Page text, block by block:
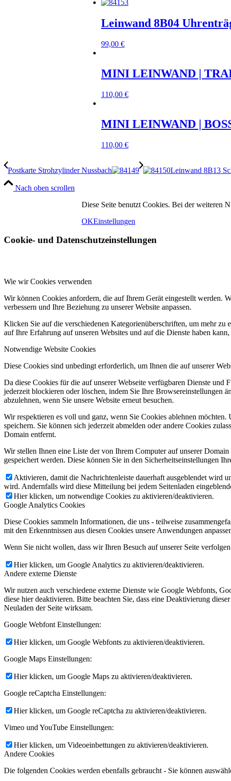
Leinwand 8B04
99,00 €
MINI LEINWAND |
110,00 €
MINI LEINWAND |
110,00 €
Postkarte Strohzylinder Nussbach Leinwand 8B13
Nach oben scrollen
Diese Seite benutzt Cookies. Bei der weiteren
OKEinstellungen
Cookie- und Datenschutzeinstellungen
Wie wir Cookies verwenden
Wir können Cookies anfordern, die auf Ihrem Gerät eingestellt werden.
verbessern und Ihre Beziehung zu unserer Website anpassen.
Klicken Sie auf die verschiedenen Kategorienüberschriften, um mehr
auf Ihre Erfahrung auf unseren Websites und auf die Dienste haben
Notwendige Website Cookies
Diese Cookies sind unbedingt erforderlich, um Ihnen die auf unserer
Da diese Cookies für die auf unserer Webseite verfügbaren Dienste
jederzeit blockieren oder löschen, indem Sie Ihre Browsereinstellungen
abzulehnen, wenn Sie unsere Website erneut besuchen.
Wir respektieren es voll und ganz, wenn Sie Cookies ablehnen
speichern. Sie können sich jederzeit abmelden oder andere Cookies
Domain entfernt.
Wir stellen Ihnen eine Liste der von Ihrem Computer auf unserer
gespeichert werden. Diese können Sie in den Sicherheitseinstellungen
Aktivieren, damit die Nachrichtenleiste dauerhaft ausgeblendet wird
wird. Andernfalls wird diese Mitteilung bei jedem Seitenladen
Hier klicken, um notwendige Cookies zu aktivieren/deaktivieren.
Google Analytics Cookies
Diese Cookies sammeln Informationen, die uns - teilweise
mit den Erkenntnissen aus diesen Cookies unsere Anwendungen
Wenn Sie nicht wollen, dass wir Ihren Besuch auf unserer Seite
Hier klicken, um Google Analytics zu aktivieren/deaktivieren.
Andere externe Dienste
Wir nutzen auch verschiedene externe Dienste wie Google Webfonts,
diese hier deaktivieren. Bitte beachten Sie, dass eine Deaktivierung
Neuladen der Seite wirksam.
Google Webfont Einstellungen:
Hier klicken, um Google Webfonts zu aktivieren/deaktivieren.
Google Maps Einstellungen:
Hier klicken, um Google Maps zu aktivieren/deaktivieren.
Google reCaptcha Einstellungen:
Hier klicken, um Google reCaptcha zu aktivieren/deaktivieren.
Vimeo und YouTube Einstellungen:
Hier klicken, um Videoeinbettungen zu aktivieren/deaktivieren.
Andere Cookies
Die folgenden Cookies werden ebenfalls gebraucht - Sie können